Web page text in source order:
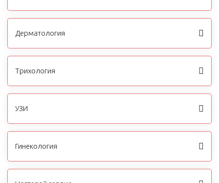
Дерматология
Трихология
УЗИ
Гинекология